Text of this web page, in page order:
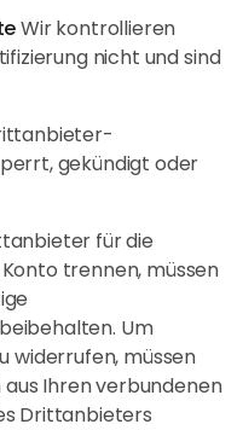
Wir kontrollieren
nicht und sind
gekündigt oder
für die
trennen, müssen
Um
widerrufen, müssen
Ihren verbundenen
Drittanbieters